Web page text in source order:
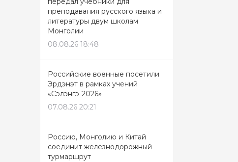
преподавания русского языка и
литературы двум школам
Монголии
08.08.26 18:48
Российские военные посетили
Эрдэнэт в рамках учений
«Сэлэнгэ-2026»
07.08.26 20:21
Россию, Монголию и Китай
соединит железнодорожный
турмаршрут